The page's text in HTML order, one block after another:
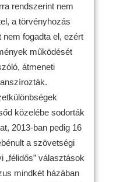
rendszerint nem
a törvényhozás
nem fogadta el, ezért
működését
átmeneti
közelébe sodorták
2013-ban pedig 16
a szövetségi
„félidős” választások
mindkét házában